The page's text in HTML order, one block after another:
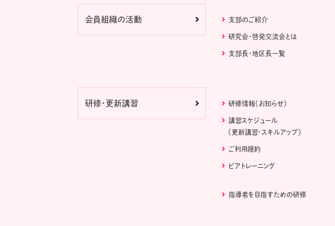
会員組織の活動 支部のご紹介
研究会・啓発交流会とは
支部長・地区長一覧
研修・更新講習 研修情報（お知らせ）
講習スケジュール
（更新講習・スキルアップ）
ご利用規約
ピアトレーニング
指導者を目指すための研修